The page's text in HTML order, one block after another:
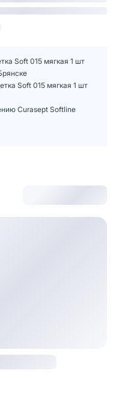
Soft 015 мягкая 1 шт
Soft 015 мягкая 1 шт
Curasept Softline